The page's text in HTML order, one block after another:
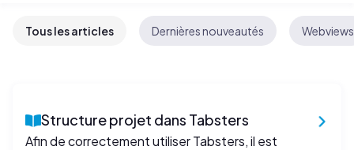
Tous les articles Dernières nouveautés Webviews
Structure projet dans Tabsters
Afin de correctement utiliser Tabsters, il est